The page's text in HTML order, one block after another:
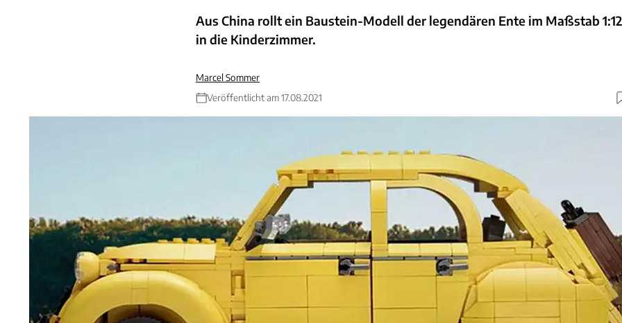
Aus China rollt ein Baustein-Modell der legendären Ente im Maßstab 1:12
in die Kinderzimmer.
Marcel Sommer
Veröffentlicht am 17.08.2021